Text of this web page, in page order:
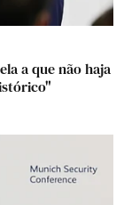
a que não haja